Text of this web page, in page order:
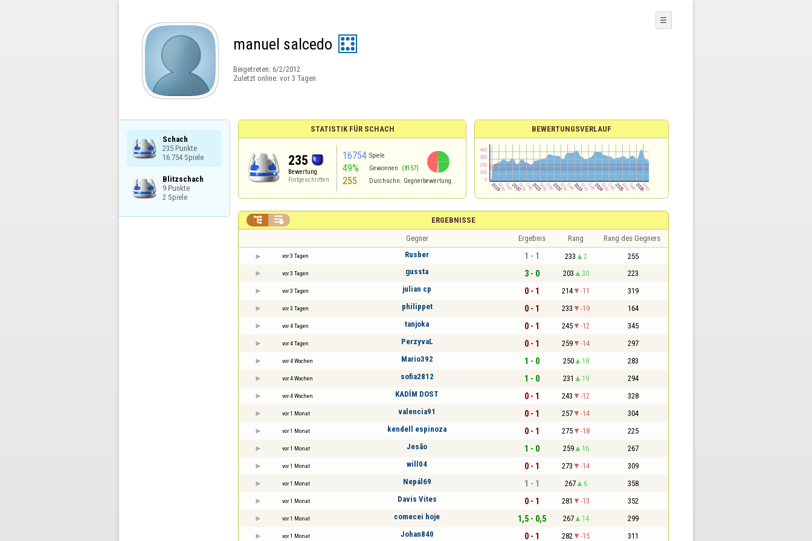
manuel salcedo
Beigetreten: 6/2/2012
Zuletzt online: vor 3 Tagen
☰
Schach
235 Punkte
16.754 Spiele
Blitzschach
9 Punkte
2 Spiele
STATISTIK FÜR SCHACH
235
Bewertung
Fortgeschritten
16754 Spiele
49% Gewonnen (8157)
255 Durchschn. Gegnerbewertung
BEWERTUNGSVERLAUF
ERGEBNISSE
 
Gegner Ergebnis Rang Rang des Gegners
vor 3 Tagen Rusber 1 - 1 233 2 255
vor 3 Tagen gussta 3 - 0 203 30 223
vor 3 Tagen julian cp 0 - 1 214 -11 319
vor 3 Tagen philippet 0 - 1 233 -19 164
vor 4 Tagen tanjoka 0 - 1 245 -12 345
vor 4 Tagen PerzyvaL 0 - 1 259 -14 297
vor 4 Wochen Mario392 1 - 0 250 18 283
vor 4 Wochen sofia2812 1 - 0 231 19 294
vor 4 Wochen KADİM DOST 0 - 1 243 -12 328
vor 1 Monat valencia91 0 - 1 257 -14 304
vor 1 Monat kendell espinoza 0 - 1 275 -18 225
vor 1 Monat Jesão 1 - 0 259 16 267
vor 1 Monat will04 0 - 1 273 -14 309
vor 1 Monat Nepál69 1 - 1 267 6 358
vor 1 Monat Davis Vites 0 - 1 281 -13 352
vor 1 Monat comecei hoje 1,5 - 0,5 267 14 299
vor 1 Monat Johan840 0 - 1 282 -15 311